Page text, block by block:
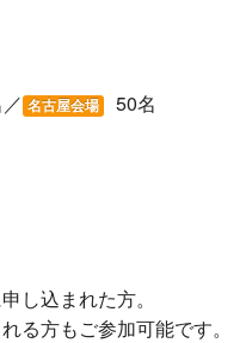
名古屋会場 50名
し込まれた方。
る方もご参加可能です。